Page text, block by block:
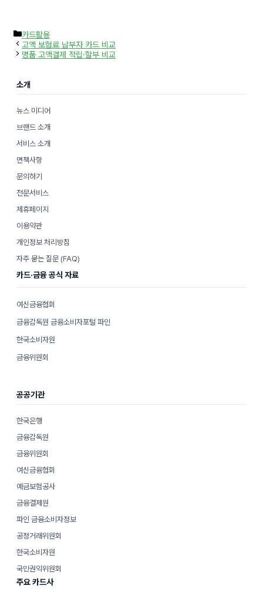
카
테
고
리
카드활용
고액 보험료 납부자 카드 비교
명품 고액결제 적립·할부 비교
소개
뉴스 미디어
브랜드 소개
서비스 소개
면책사항
문의하기
전문서비스
제휴페이지
이용약관
개인정보 처리방침
자주 묻는 질문 (FAQ)
카드·금융 공식 자료
여신금융협회
금융감독원 금융소비자포털 파인
한국소비자원
금융위원회
공공기관
한국은행
금융감독원
금융위원회
여신금융협회
예금보험공사
금융결제원
파인 금융소비자정보
공정거래위원회
한국소비자원
국민권익위원회
주요 카드사